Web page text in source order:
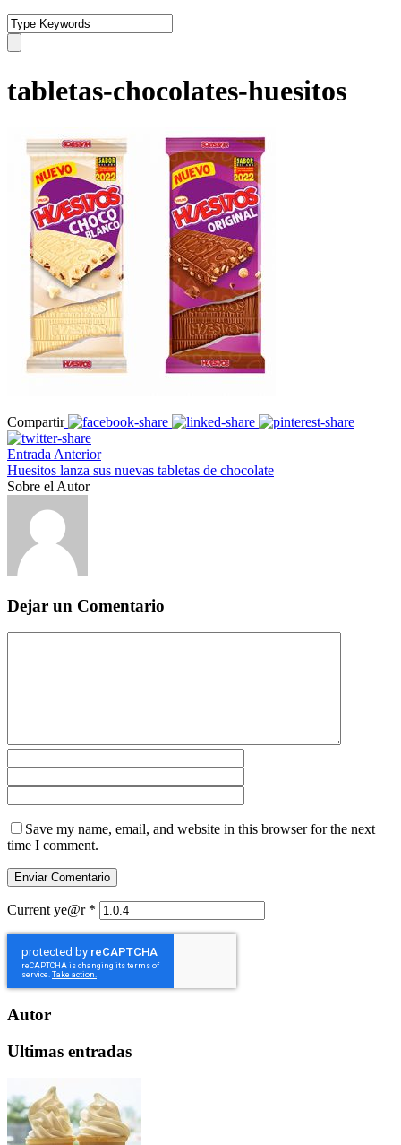
tabletas-chocolates-huesitos
Compartir
Entrada Anterior
Huesitos lanza sus nuevas tabletas de chocolate
Sobre el Autor
Dejar un Comentario
Save my name, email, and website in this browser for the next
time I comment.
Current ye@r *
Autor
Ultimas entradas